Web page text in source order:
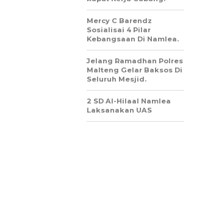
Mercy C Barendz
Sosialisai 4 Pilar
Kebangsaan Di Namlea.
Jelang Ramadhan Polres
Malteng Gelar Baksos Di
Seluruh Mesjid.
2 SD Al-Hilaal Namlea
Laksanakan UAS